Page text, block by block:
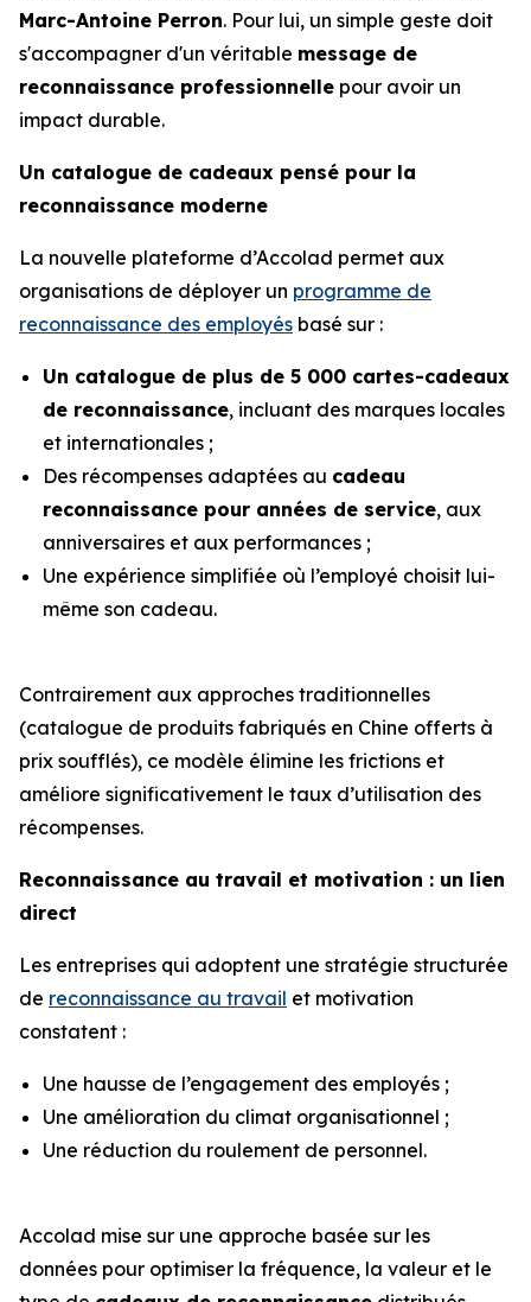
Marc-Antoine Perron. Pour lui, un simple geste doit
s'accompagner d'un véritable message de
reconnaissance professionnelle pour avoir un
impact durable.
Un catalogue de cadeaux pensé pour la
reconnaissance moderne
La nouvelle plateforme d’Accolad permet aux
organisations de déployer un programme de
reconnaissance des employés basé sur :
Un catalogue de plus de 5 000 cartes-cadeaux
de reconnaissance, incluant des marques locales
et internationales ;
Des récompenses adaptées au cadeau
reconnaissance pour années de service, aux
anniversaires et aux performances ;
Une expérience simplifiée où l’employé choisit lui-
même son cadeau.
Contrairement aux approches traditionnelles
(catalogue de produits fabriqués en Chine offerts à
prix soufflés), ce modèle élimine les frictions et
améliore significativement le taux d’utilisation des
récompenses.
Reconnaissance au travail et motivation : un lien
direct
Les entreprises qui adoptent une stratégie structurée
de reconnaissance au travail et motivation
constatent :
Une hausse de l’engagement des employés ;
Une amélioration du climat organisationnel ;
Une réduction du roulement de personnel.
Accolad mise sur une approche basée sur les
données pour optimiser la fréquence, la valeur et le